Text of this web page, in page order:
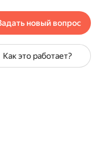
новый вопрос
Как это работает?